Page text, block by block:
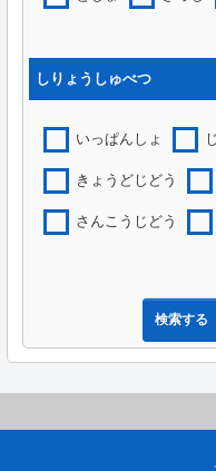
しりょうしゅべつ
いっぱんしょ
きょうどじどう
さんこうじどう
検索する